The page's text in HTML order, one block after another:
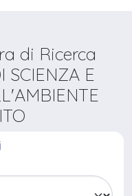
di Ricerca
SCIENZA E